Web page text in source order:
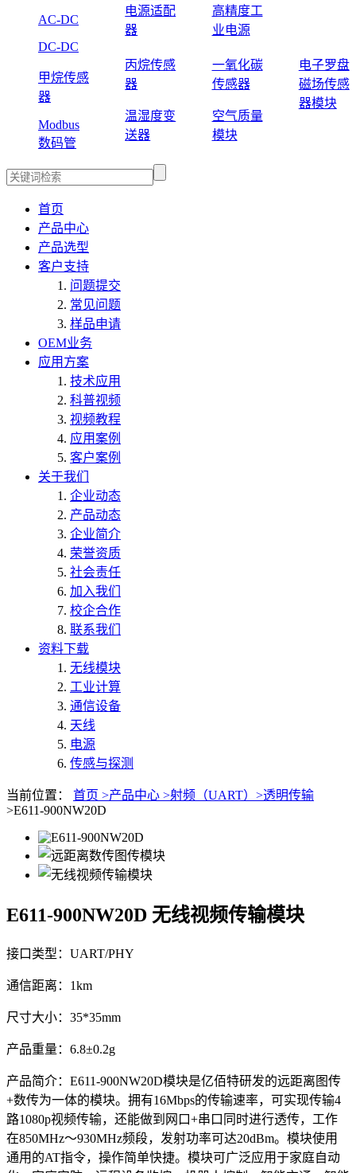
AC-DC
DC-DC
电源适配
器
高精度工
业电源
甲烷传感
器
Modbus
数码管
丙烷传感
器
温湿度变
送器
一氧化碳
传感器
空气质量
模块
电子罗盘
磁场传感
器模块
首页
产品中心
产品选型
客户支持
问题提交
常见问题
样品申请
OEM业务
应用方案
技术应用
科普视频
视频教程
应用案例
客户案例
关于我们
企业动态
产品动态
企业简介
荣誉资质
社会责任
加入我们
校企合作
联系我们
资料下载
无线模块
工业计算
通信设备
天线
电源
传感与探测
当前位置： 首页 >产品中心 >射频（UART）>透明传输
>E611-900NW20D
E611-900NW20D 无线视频传输模块
接口类型：UART/PHY
通信距离：1km
尺寸大小：35*35mm
产品重量：6.8±0.2g
产品简介：E611-900NW20D模块是亿佰特研发的远距离图传
+数传为一体的模块。拥有16Mbps的传输速率，可实现传输4
路1080p视频传输，还能做到网口+串口同时进行透传，工作
在850MHz～930MHz频段，发射功率可达20dBm。模块使用
通用的AT指令，操作简单快捷。模块可广泛应用于家庭自动